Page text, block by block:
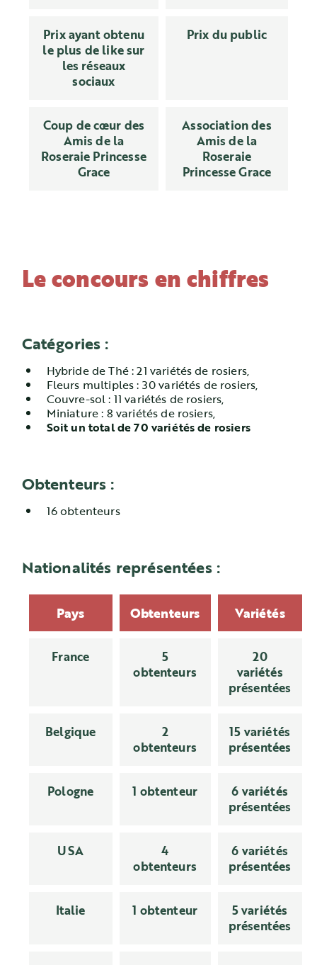
Prix ayant obtenu
le plus de like sur
les réseaux
sociaux
Prix du public
Coup de cœur des
Amis de la
Roseraie Princesse
Grace
Association des
Amis de la
Roseraie
Princesse Grace
Le concours en chiffres
Catégories :
Hybride de Thé : 21 variétés de rosiers,
Fleurs multiples : 30 variétés de rosiers,
Couvre-sol : 11 variétés de rosiers,
Miniature : 8 variétés de rosiers,
Soit un total de 70 variétés de rosiers
Obtenteurs :
16 obtenteurs
Nationalités représentées :
Pays Obtenteurs Variétés
France
5
obtenteurs
20
variétés
présentées
Belgique
2
obtenteurs
15 variétés
présentées
Pologne 1 obtenteur
6 variétés
présentées
USA
4
obtenteurs
6 variétés
présentées
Italie 1 obtenteur
5 variétés
présentées